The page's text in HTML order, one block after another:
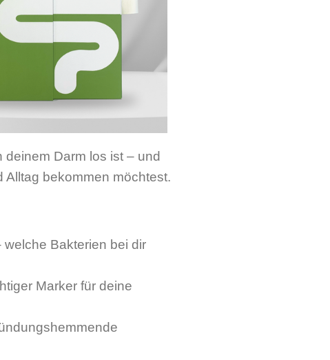
Darm los ist – und
bekommen möchtest.
Bakterien bei dir
Marker für deine